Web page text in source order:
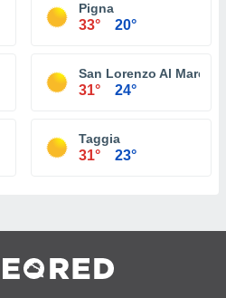
Pigna
33° 20°
San Lorenzo Al Mare
31° 24°
Taggia
31° 23°